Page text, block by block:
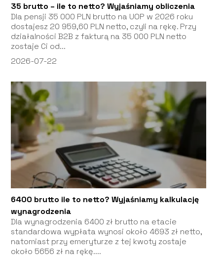
35 brutto – ile to netto? Wyjaśniamy obliczenia
Dla pensji 35 000 PLN brutto na UOP w 2026 roku
dostajesz 20 959,60 PLN netto, czyli na rękę. Przy
działalności B2B z fakturą na 35 000 PLN netto
zostaje Ci od...
2026-07-22
6400 brutto ile to netto? Wyjaśniamy kalkulację
wynagrodzenia
Dla wynagrodzenia 6400 zł brutto na etacie
standardowa wypłata wynosi około 4693 zł netto,
natomiast przy emeryturze z tej kwoty zostaje
około 5656 zł na rękę....